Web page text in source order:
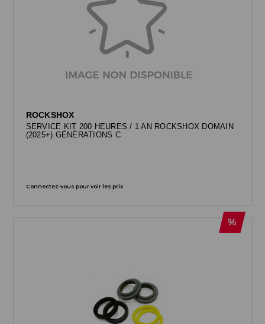
ROCKSHOX
SERVICE KIT 200 HEURES / 1 AN ROCKSHOX DOMAIN
(2025+) GÉNÉRATIONS C
Connectez-vous pour voir les prix.